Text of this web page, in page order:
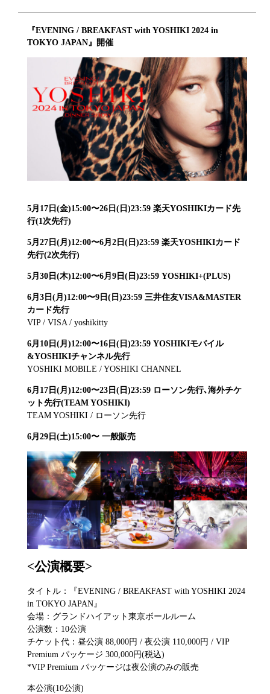
『EVENING / BREAKFAST with YOSHIKI 2024 in
TOKYO JAPAN』開催
5月17日(金)15:00〜26日(日)23:59 楽天YOSHIKIカード先
行(1次先行)
5月27日(月)12:00〜6月2日(日)23:59 楽天YOSHIKIカード
先行(2次先行)
5月30日(木)12:00〜6月9日(日)23:59 YOSHIKI+(PLUS)
6月3日(月)12:00〜9日(日)23:59 三井住友VISA&MASTER
カード先行
VIP / VISA / yoshikitty
6月10日(月)12:00〜16日(日)23:59 YOSHIKIモバイル
&YOSHIKIチャンネル先行
YOSHIKI MOBILE / YOSHIKI CHANNEL
6月17日(月)12:00〜23日(日)23:59 ローソン先行､海外チケ
ット先行(TEAM YOSHIKI)
TEAM YOSHIKI / ローソン先行
6月29日(土)15:00〜 一般販売
<公演概要>
タイトル：『EVENING / BREAKFAST with YOSHIKI 2024
in TOKYO JAPAN』
会場：グランドハイアット東京ボールルーム
公演数：10公演
チケット代：昼公演 88,000円 / 夜公演 110,000円 / VIP
Premium パッケージ 300,000円(税込)
*VIP Premium パッケージは夜公演のみの販売
本公演(10公演)